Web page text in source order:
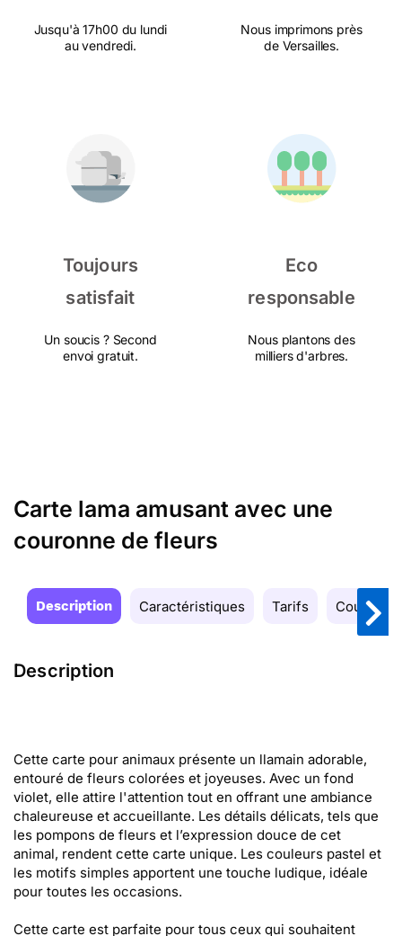
Jusqu'à 17h00 du lundi
au vendredi.
Nous imprimons près
de Versailles.
Toujours
satisfait
Un soucis ? Second
envoi gratuit.
Eco
responsable
Nous plantons des
milliers d'arbres.
Carte lama amusant avec une
couronne de fleurs
Description Caractéristiques Tarifs Couleurs
Description
Cette carte pour animaux présente un llamain adorable,
entouré de fleurs colorées et joyeuses. Avec un fond
violet, elle attire l'attention tout en offrant une ambiance
chaleureuse et accueillante. Les détails délicats, tels que
les pompons de fleurs et l’expression douce de cet
animal, rendent cette carte unique. Les couleurs pastel et
les motifs simples apportent une touche ludique, idéale
pour toutes les occasions.
Cette carte est parfaite pour tous ceux qui souhaitent